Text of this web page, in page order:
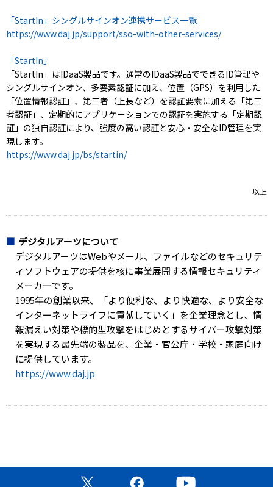
「StartIn」シングルサインオン連携サービス一覧
https://www.daj.jp/support/sso-with-other-services/
「StartIn」
「StartIn」はIDaaS製品です。通常のIDaaS製品でできるID管理や
シングルサインオン、多要素認証に加え、位置（GPS）を利用した
「位置情報認証」、第三者（上長など）を認証要素に加える「第三
者認証」、定期的にアプリケーションでの認証を実施する「定期認
証」の独自認証により、強度の高い認証と安心・安全なID管理を実
現します。
https://www.daj.jp/bs/startin/
以上
デジタルアーツについて
デジタルアーツはWebやメール、ファイルなどのセキュリテ
ィソフトウェアの提供を核に事業展開する情報セキュリティ
メーカーです。
1995年の創業以来、「より便利な、より快適な、より安全な
インターネットライフに貢献していく」を企業理念とし、情
報漏えい対策や標的型攻撃をはじめとするサイバー攻撃対策
を実現する最先端の製品を、企業・官公庁・学校・家庭向け
に提供しています。
https://www.daj.jp
公式X（旧Twitter）ページ
公式Facebookページ